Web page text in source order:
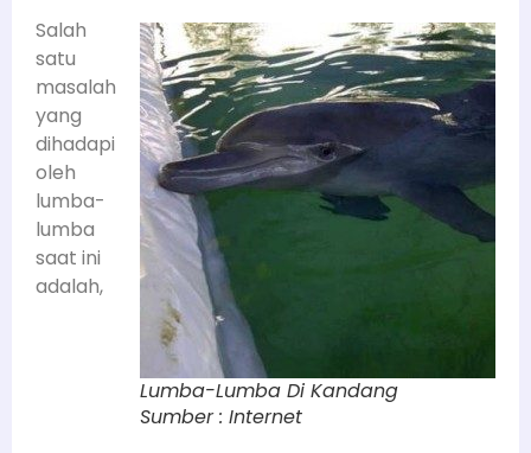
Lumba-Lumba Di Kandang
Sumber : Internet
Salah
satu
masalah
yang
dihadapi
oleh
lumba-
lumba
saat ini
adalah,